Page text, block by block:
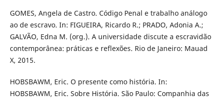
GOMES, Angela de Castro. Código Penal e trabalho análogo
ao de escravo. In: FIGUEIRA, Ricardo R.; PRADO, Adonia A.;
GALVÃO, Edna M. (org.). A universidade discute a escravidão
contemporânea: práticas e reflexões. Rio de Janeiro: Mauad
X, 2015.
HOBSBAWM, Eric. O presente como história. In:
HOBSBAWM, Eric. Sobre História. São Paulo: Companhia das